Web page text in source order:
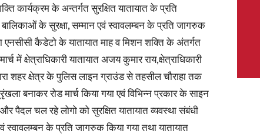
Latest
कार्यक्रम के अन्तर्गत सुरक्षित यातायात के प्रति
के सुरक्षा, सम्मान एवं स्वावलम्बन के प्रति जागरुक
कैडेटो के यातायात माह व मिशन शक्ति के अंतर्गत
में क्षेत्राधिकारी यातायात अजय कुमार राय,क्षेत्राधिकारी
शहर क्षेत्र के पुलिस लाइन ग्राउंड से तहसील चौराहा तक
बनाकर रोड मार्च किया गया एवं विभिन्न प्रकार के साइन
पैदल चल रहे लोगो को सुरक्षित यातायात व्यवस्था संबंधी
के प्रति जागरुक किया गया तथा यातायात